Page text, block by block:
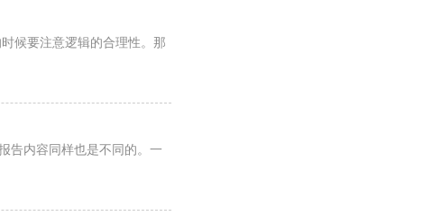
候要注意逻辑的合理性。那
告内容同样也是不同的。一